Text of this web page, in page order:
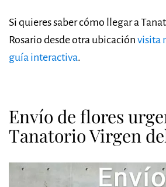
Si quieres saber cómo llegar a
Rosario desde otra ubicación visita
guía interactiva.
Envío de flores
Tanatorio Virgen